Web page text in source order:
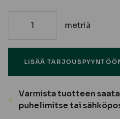
mänty
tervalepänsävy
VM-
EM
määrä
metriä
LISÄÄ
Varmista tuotteen
puhelimitse tai